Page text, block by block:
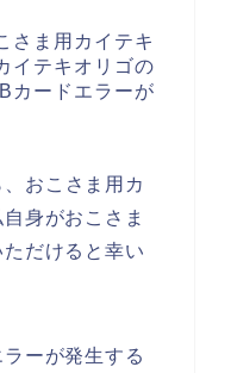
さま用カイテキ
イテキオリゴの
カードエラーが
おこさま用カ
身がおこさま
だけると幸い
ーが発生する